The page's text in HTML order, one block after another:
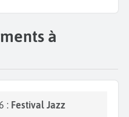
à
: Festival Jazz